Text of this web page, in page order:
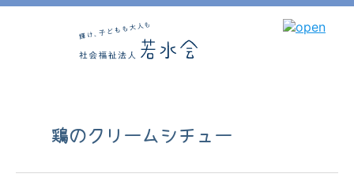
鶏のクリームシチュー